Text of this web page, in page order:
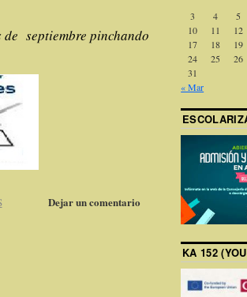
de septiembre pinchando
Dejar un comentario
3
4 5
10
11 12
17
18 19
24
25 26
31
« Mar
KA 152